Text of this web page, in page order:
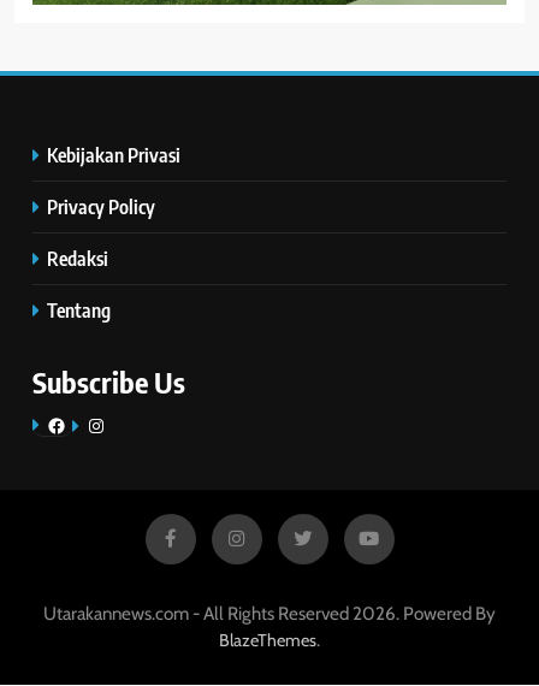
Kebijakan Privasi
Privacy Policy
Redaksi
Tentang
Subscribe Us
FacebookInstagram
Utarakannews.com - All Rights Reserved 2026. Powered By
BlazeThemes.